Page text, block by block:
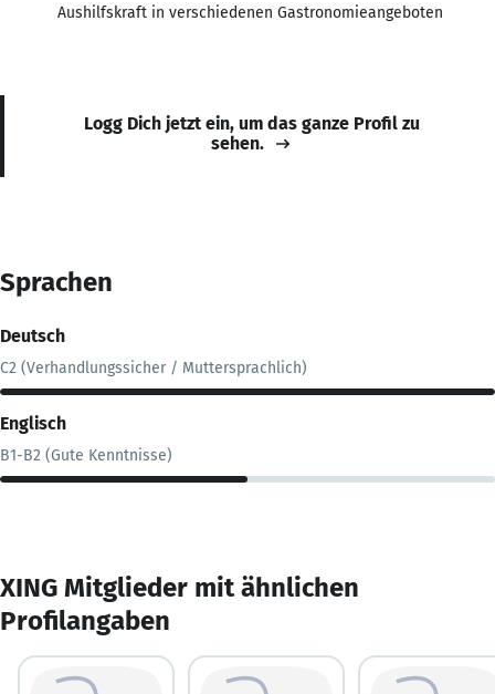
Aushilfskraft in verschiedenen Gastronomieangeboten
Logg Dich jetzt ein, um das ganze Profil zu
sehen.
Sprachen
Deutsch
C2 (Verhandlungssicher / Muttersprachlich)
Englisch
B1-B2 (Gute Kenntnisse)
XING Mitglieder mit ähnlichen
Profilangaben